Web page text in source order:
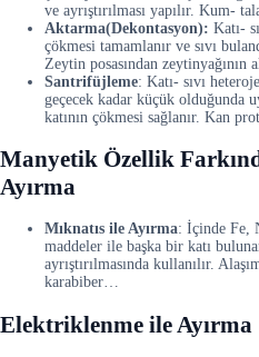
ve ayrıştırılması yapılır. Kum-
Aktarma(Dekontasyon): Katı-
çökmesi tamamlanır ve sıvı
Zeytin posasından zeytinyağının
Santrifüjleme: Katı- sıvı
geçecek kadar küçük olduğunda
katının çökmesi sağlanır. Kan
Manyetik Özellik
Ayırma
Mıknatıs ile Ayırma: İçinde Fe,
maddeler ile başka bir katı
ayrıştırılmasında kullanılır.
karabiber…
Elektriklenme ile Ayırma